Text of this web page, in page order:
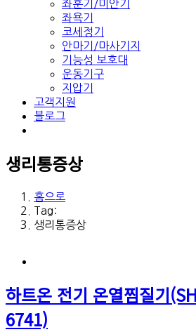
좌훈기/미안기
좌욕기
코세정기
안마기/마사기지
기능성 보호대
운동기구
지압기
고객지원
블로그
생리통증상
홈으로
Tag:
생리통증상
하트온 전기 온열찜질기
6741)